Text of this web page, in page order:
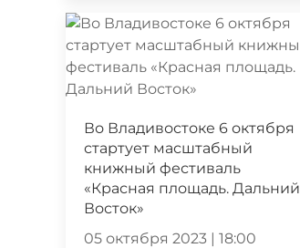
Во Владивостоке 6 октября
стартует масштабный
книжный фестиваль
«Красная площадь. Дальний
Восток»
05 октября 2023 | 18:00